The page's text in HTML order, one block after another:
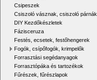
Csipeszek
Csiszoló vásznak, csiszoló párnák
DIY Kezdőkészletek
Fázisceruza
Festés, ecsetek, festőhengerek
Fogók, csípőfogók, krimpelők
Forrasztási segédanyagok
Forrasztópáka és tartozékok
Fűrészek, fűrészlapok